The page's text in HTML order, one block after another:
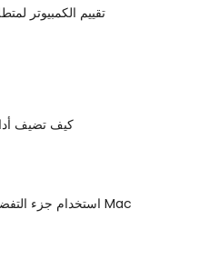
تقييم الكمبيوتر
كيف تضيف
استخدام جزء التفضيلات العامة لـ Mac